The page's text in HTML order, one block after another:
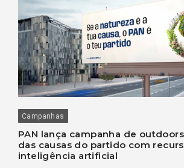
Campanhas
PAN lança campanha de
das causas do partido com
inteligência artificial